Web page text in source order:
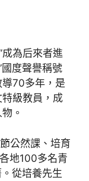
為后來者進
度聲譽稱號
70多年，是
級教員，成
。
公然課、培育
地100多名青
從培養先生